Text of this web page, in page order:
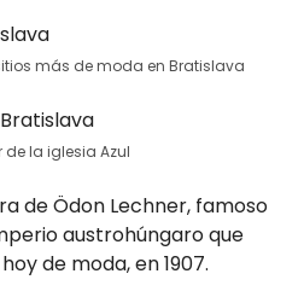
más de moda en Bratislava
de la iglesia Azul
de Ödon Lechner, famoso
austrohúngaro que
de moda, en 1907.